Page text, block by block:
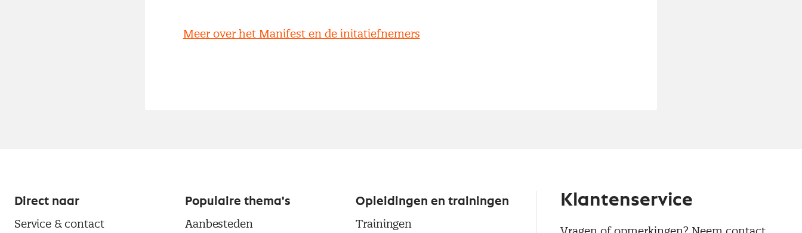
Meer over het Manifest en de initatiefnemers
Direct naar
Service & contact
Populaire thema's
Aanbesteden
Opleidingen en trainingen
Trainingen
Klantenservice